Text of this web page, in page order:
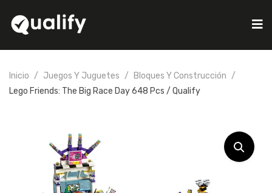
Inicio Juegos Y Juguetes
Bloques Y Construcción
Lego Friends: The Big Race Day 648 Pcs / Qualify